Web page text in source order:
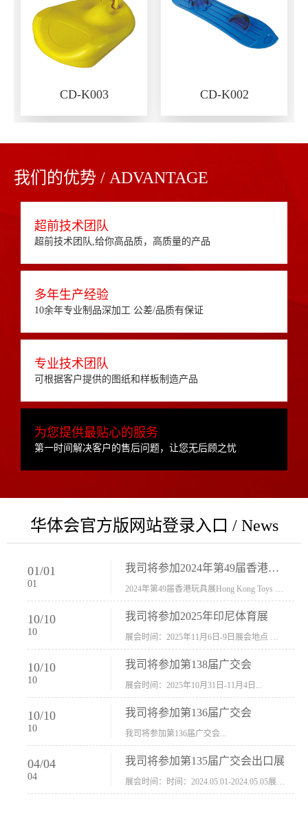
CD-K003 CD-K002
我们的优势 / ADVANTAGE
超前技术团队
超前技术团队,给你高品质，高质量的产品
多年生产经验
10余年专业制品深加工 公差/品质有保证
专业技术团队
可根据客户提供的图纸和样板制造产品
为您提供最贴心的服务
第一时间解决客户的售后问题，让您无后顾之忧
华体会官方版网站登录入口 / News
01/01
01
我司将参加2024年第49届香港玩具展Hong Kong Toys & Games Fair 欢迎新···
10/10
10
我司将参加2025年印尼体育展
10/10
10
我司将参加第138届广交会
展会时间：2025年10月31日-11月4日...
10/10
10
我司将参加第136届广交会
我司将参加第136届广交会...
04/04
04
我司将参加第135届广交会出口展
展会时间：时间：2024.05.01-2024.05.05展会地址：中国进出口商品交易会展馆福建康莱宝公司展位号12.1G37-38、H11-12，浙江康莱宝展位号17.1B23-24、C19-20...